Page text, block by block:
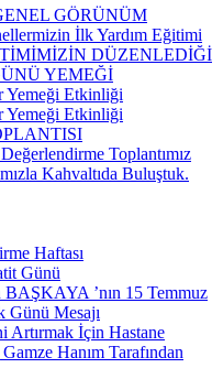
GÖRÜNÜM
İlk Yardım Eğitimi
DÜZENLEDİĞİ
YEMEĞİ
Yemeği Etkinliği
Yemeği Etkinliği
Toplantımız
Kahvaltıda Buluştuk.
Haftası
Günü
’nın 15 Temmuz
Mesajı
İçin Hastane
Hanım Tarafından